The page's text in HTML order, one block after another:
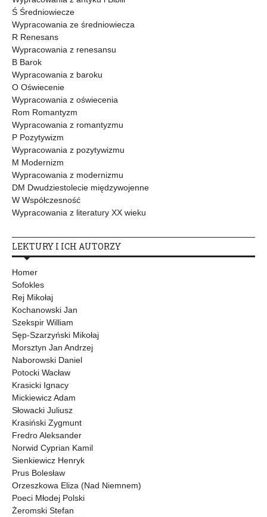
Ś Średniowiecze
Wypracowania ze średniowiecza
R Renesans
Wypracowania z renesansu
B Barok
Wypracowania z baroku
O Oświecenie
Wypracowania z oświecenia
Rom Romantyzm
Wypracowania z romantyzmu
P Pozytywizm
Wypracowania z pozytywizmu
M Modernizm
Wypracowania z modernizmu
DM Dwudziestolecie międzywojenne
W Współczesność
Wypracowania z literatury XX wieku
LEKTURY I ICH AUTORZY
Homer
Sofokles
Rej Mikołaj
Kochanowski Jan
Szekspir William
Sęp-Szarzyński Mikołaj
Morsztyn Jan Andrzej
Naborowski Daniel
Potocki Wacław
Krasicki Ignacy
Mickiewicz Adam
Słowacki Juliusz
Krasiński Zygmunt
Fredro Aleksander
Norwid Cyprian Kamil
Sienkiewicz Henryk
Prus Bolesław
Orzeszkowa Eliza (Nad Niemnem)
Poeci Młodej Polski
Żeromski Stefan